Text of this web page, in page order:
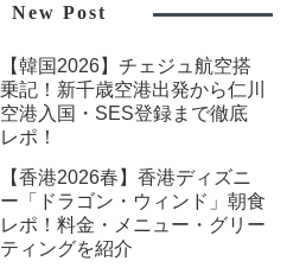
New Post
【韓国2026】チェジュ航空搭
乗記！新千歳空港出発から仁川
空港入国・SES登録まで徹底
レポ！
【香港2026春】香港ディズニ
ー「ドラゴン・ウィンド」朝食
レポ！料金・メニュー・グリー
ティングを紹介